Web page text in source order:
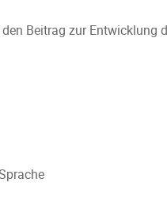
Beitrag zur Entwicklung